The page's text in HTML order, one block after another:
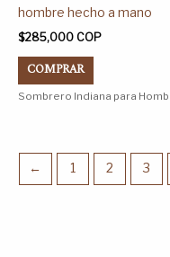
hombre hecho a mano
$285,000 COP
COMPRAR
de
producto
Sombrero Indiana para
← 1 2 3